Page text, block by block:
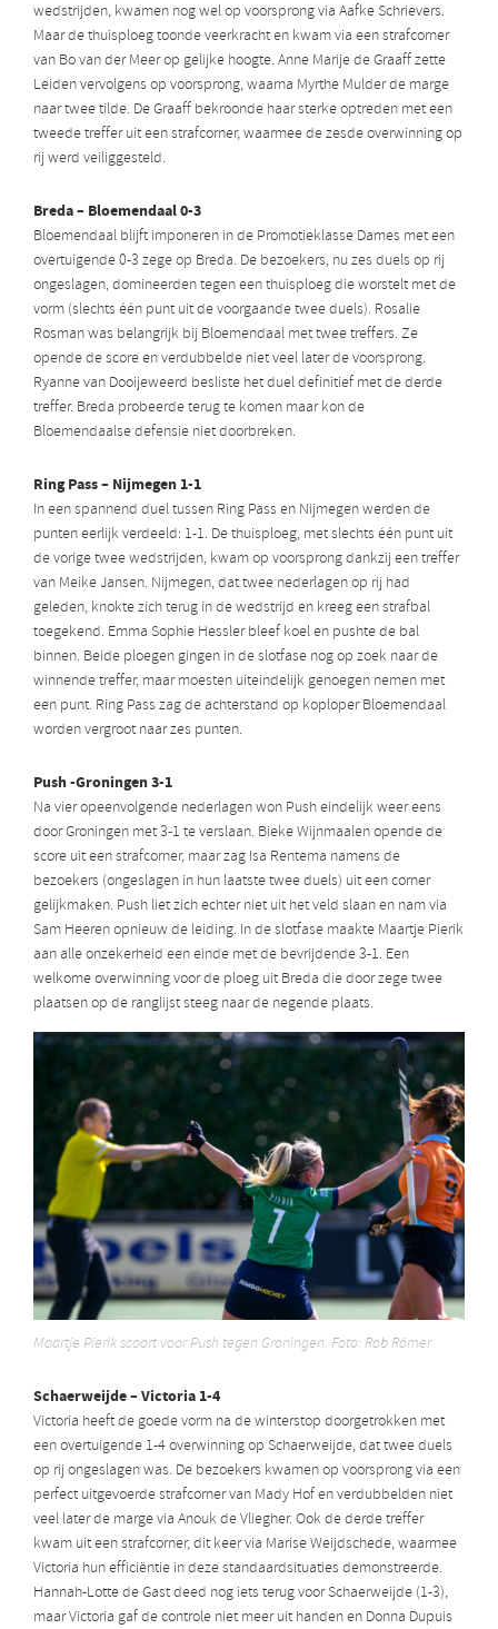
wedstrijden, kwamen nog wel op voorsprong via Aafke Schrievers.
Maar de thuisploeg toonde veerkracht en kwam via een strafcorner
van Bo van der Meer op gelijke hoogte. Anne Marije de Graaff zette
Leiden vervolgens op voorsprong, waarna Myrthe Mulder de marge
naar twee tilde. De Graaff bekroonde haar sterke optreden met een
tweede treffer uit een strafcorner, waarmee de zesde overwinning op
rij werd veiliggesteld.
Breda – Bloemendaal 0-3
Bloemendaal blijft imponeren in de Promotieklasse Dames met een
overtuigende 0-3 zege op Breda. De bezoekers, nu zes duels op rij
ongeslagen, domineerden tegen een thuisploeg die worstelt met de
vorm (slechts één punt uit de voorgaande twee duels). Rosalie
Rosman was belangrijk bij Bloemendaal met twee treffers. Ze
opende de score en verdubbelde niet veel later de voorsprong.
Ryanne van Dooijeweerd besliste het duel definitief met de derde
treffer. Breda probeerde terug te komen maar kon de
Bloemendaalse defensie niet doorbreken.
Ring Pass – Nijmegen 1-1
In een spannend duel tussen Ring Pass en Nijmegen werden de
punten eerlijk verdeeld: 1-1. De thuisploeg, met slechts één punt uit
de vorige twee wedstrijden, kwam op voorsprong dankzij een treffer
van Meike Jansen. Nijmegen, dat twee nederlagen op rij had
geleden, knokte zich terug in de wedstrijd en kreeg een strafbal
toegekend. Emma Sophie Hessler bleef koel en pushte de bal
binnen. Beide ploegen gingen in de slotfase nog op zoek naar de
winnende treffer, maar moesten uiteindelijk genoegen nemen met
een punt. Ring Pass zag de achterstand op koploper Bloemendaal
worden vergroot naar zes punten.
Push -Groningen 3-1
Na vier opeenvolgende nederlagen won Push eindelijk weer eens
door Groningen met 3-1 te verslaan. Bieke Wijnmaalen opende de
score uit een strafcorner, maar zag Isa Rentema namens de
bezoekers (ongeslagen in hun laatste twee duels) uit een corner
gelijkmaken. Push liet zich echter niet uit het veld slaan en nam via
Sam Heeren opnieuw de leiding. In de slotfase maakte Maartje Pierik
aan alle onzekerheid een einde met de bevrijdende 3-1. Een
welkome overwinning voor de ploeg uit Breda die door zege twee
plaatsen op de ranglijst steeg naar de negende plaats.
Maartje Pierik scoort voor Push tegen Groningen. Foto: Rob Römer
Schaerweijde – Victoria 1-4
Victoria heeft de goede vorm na de winterstop doorgetrokken met
een overtuigende 1-4 overwinning op Schaerweijde, dat twee duels
op rij ongeslagen was. De bezoekers kwamen op voorsprong via een
perfect uitgevoerde strafcorner van Mady Hof en verdubbelden niet
veel later de marge via Anouk de Vliegher. Ook de derde treffer
kwam uit een strafcorner, dit keer via Marise Weijdschede, waarmee
Victoria hun efficiëntie in deze standaardsituaties demonstreerde.
Hannah-Lotte de Gast deed nog iets terug voor Schaerweijde (1-3),
maar Victoria gaf de controle niet meer uit handen en Donna Dupuis